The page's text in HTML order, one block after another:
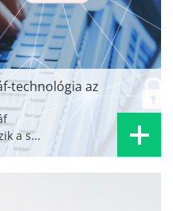
technológia az
a s...